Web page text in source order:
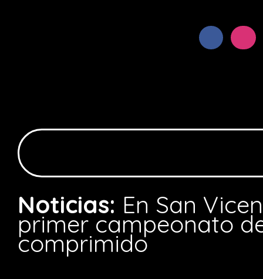
Noticias: En San
primer campeonato
comprimido